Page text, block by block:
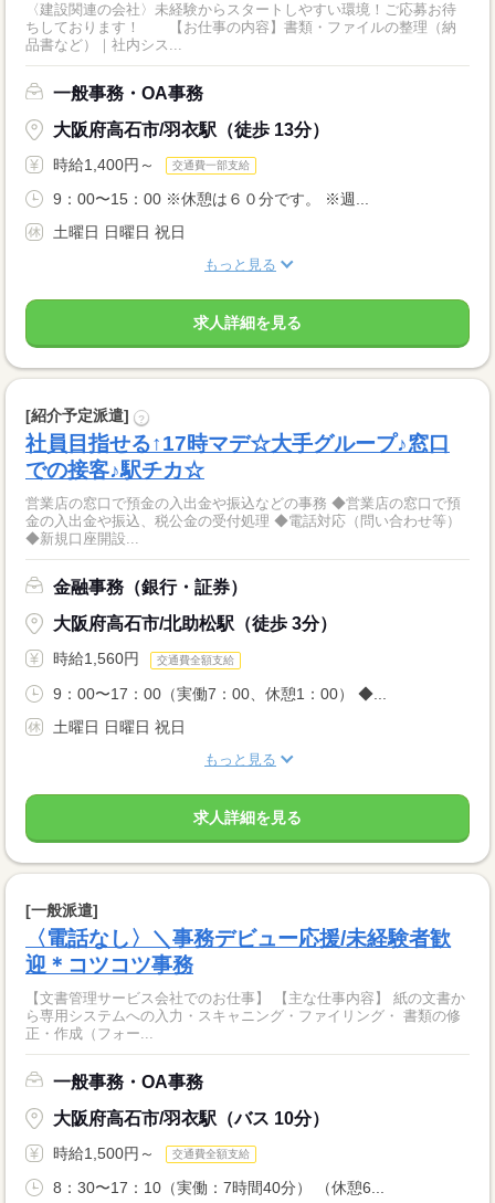
〈建設関連の会社〉未経験からスタートしやすい環境！ご応募お待
ちしております！ 【お仕事の内容】書類・ファイルの整理（納
品書など）｜社内シス...
一般事務・OA事務
大阪府高石市/羽衣駅（徒歩 13分）
時給1,400円～ 交通費一部支給
9：00〜15：00 ※休憩は６０分です。 ※週...
土曜日 日曜日 祝日
もっと見る
求人詳細を見る
[紹介予定派遣] ?
社員目指せる↑17時マデ☆大手グループ♪窓口
での接客♪駅チカ☆
営業店の窓口で預金の入出金や振込などの事務 ◆営業店の窓口で預
金の入出金や振込、税公金の受付処理 ◆電話対応（問い合わせ等）
◆新規口座開設...
金融事務（銀行・証券）
大阪府高石市/北助松駅（徒歩 3分）
時給1,560円 交通費全額支給
9：00〜17：00（実働7：00、休憩1：00） ◆...
土曜日 日曜日 祝日
もっと見る
求人詳細を見る
[一般派遣]
〈電話なし〉＼事務デビュー応援/未経験者歓
迎＊コツコツ事務
【文書管理サービス会社でのお仕事】 【主な仕事内容】 紙の文書か
ら専用システムへの入力・スキャニング・ファイリング・ 書類の修
正・作成（フォー...
一般事務・OA事務
大阪府高石市/羽衣駅（バス 10分）
時給1,500円～ 交通費全額支給
8：30〜17：10（実働：7時間40分） （休憩6...